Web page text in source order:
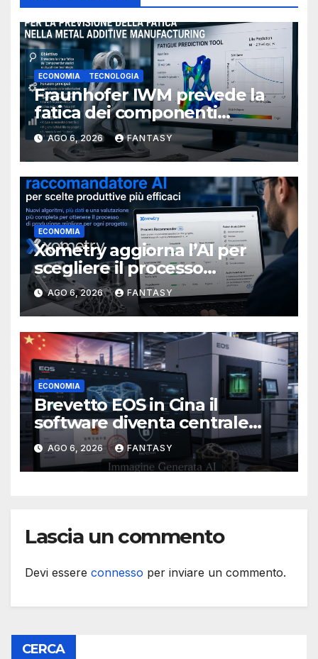
ECONOMIA TECNOLOGIA
Fraunhofer IWM prevede la
fatica dei componenti
metallici stampati in 3D
AGO 6, 2026 FANTASY
ECONOMIA
Xometry aggiorna l’AI per
scegliere il processo
produttivo più adatto
AGO 6, 2026 FANTASY
ECONOMIA
Brevetto EOS in Cina il
software diventa centrale
nella stampa 3D industriale
AGO 6, 2026 FANTASY
Lascia un commento
Devi essere connesso per inviare un commento.
CERCA